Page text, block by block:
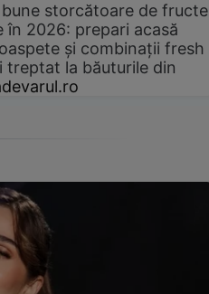
bune storcătoare de fructe
în 2026: prepari acasă
și combinații fresh
treptat la băuturile din